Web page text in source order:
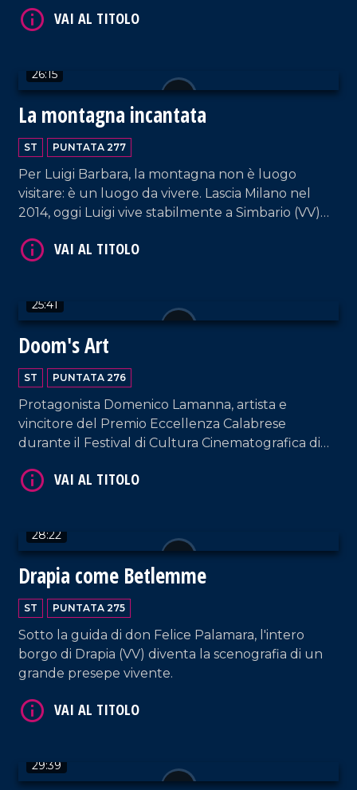
opere con lo scopo di farle visitare ai giovani
26:15
La montagna incantata
ST PUNTATA 277
Per Luigi Barbara, la montagna non è luogo
visitare: è un luogo da vivere. Lascia Milano nel
2014, oggi Luigi vive stabilmente a Simbario (VV)
esperto conoscitore dei lupi e del loro habitat.
25:41
Doom's Art
ST PUNTATA 276
Protagonista Domenico Lamanna, artista e
vincitore del Premio Eccellenza Calabrese
durante il Festival di Cultura Cinematografica di
28:22
Drapia come Betlemme
ST PUNTATA 275
Sotto la guida di don Felice Palamara, l'intero
borgo di Drapia (VV) diventa la scenografia di un
grande presepe vivente.
29:39
VAI AL TITOLO